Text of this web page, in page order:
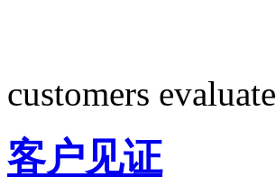
customers evaluate
客户见证